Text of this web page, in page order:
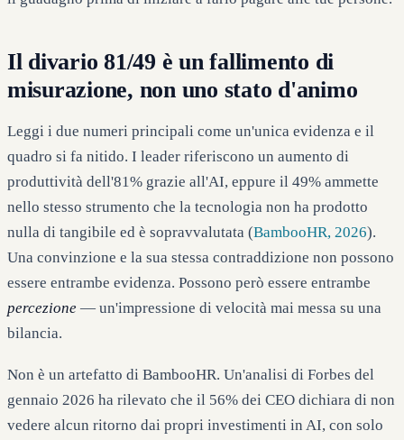
Il divario 81/49 è un fallimento di
misurazione, non uno stato d'animo
Leggi i due numeri principali come un'unica evidenza e il
quadro si fa nitido. I leader riferiscono un aumento di
produttività dell'81% grazie all'AI, eppure il 49% ammette
nello stesso strumento che la tecnologia non ha prodotto
nulla di tangibile ed è sopravvalutata (BambooHR, 2026).
Una convinzione e la sua stessa contraddizione non possono
essere entrambe evidenza. Possono però essere entrambe
percezione — un'impressione di velocità mai messa su una
bilancia.
Non è un artefatto di BambooHR. Un'analisi di Forbes del
gennaio 2026 ha rilevato che il 56% dei CEO dichiara di non
vedere alcun ritorno dai propri investimenti in AI, con solo